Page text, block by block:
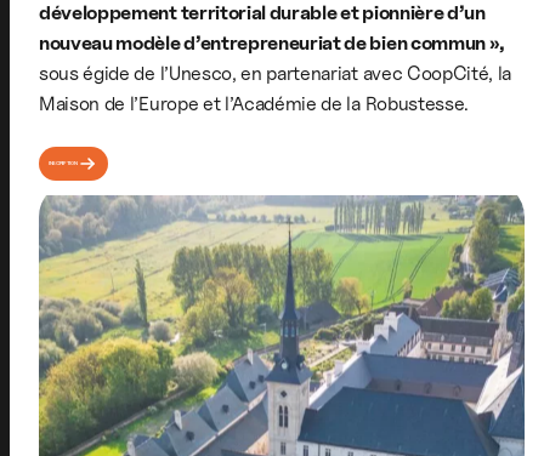
développement territorial durable et pionnière d’un
nouveau modèle d’entrepreneuriat de bien commun »,
sous égide de l’Unesco, en partenariat avec CoopCité, la
Maison de l’Europe et l’Académie de la Robustesse.
INSCRIPTION